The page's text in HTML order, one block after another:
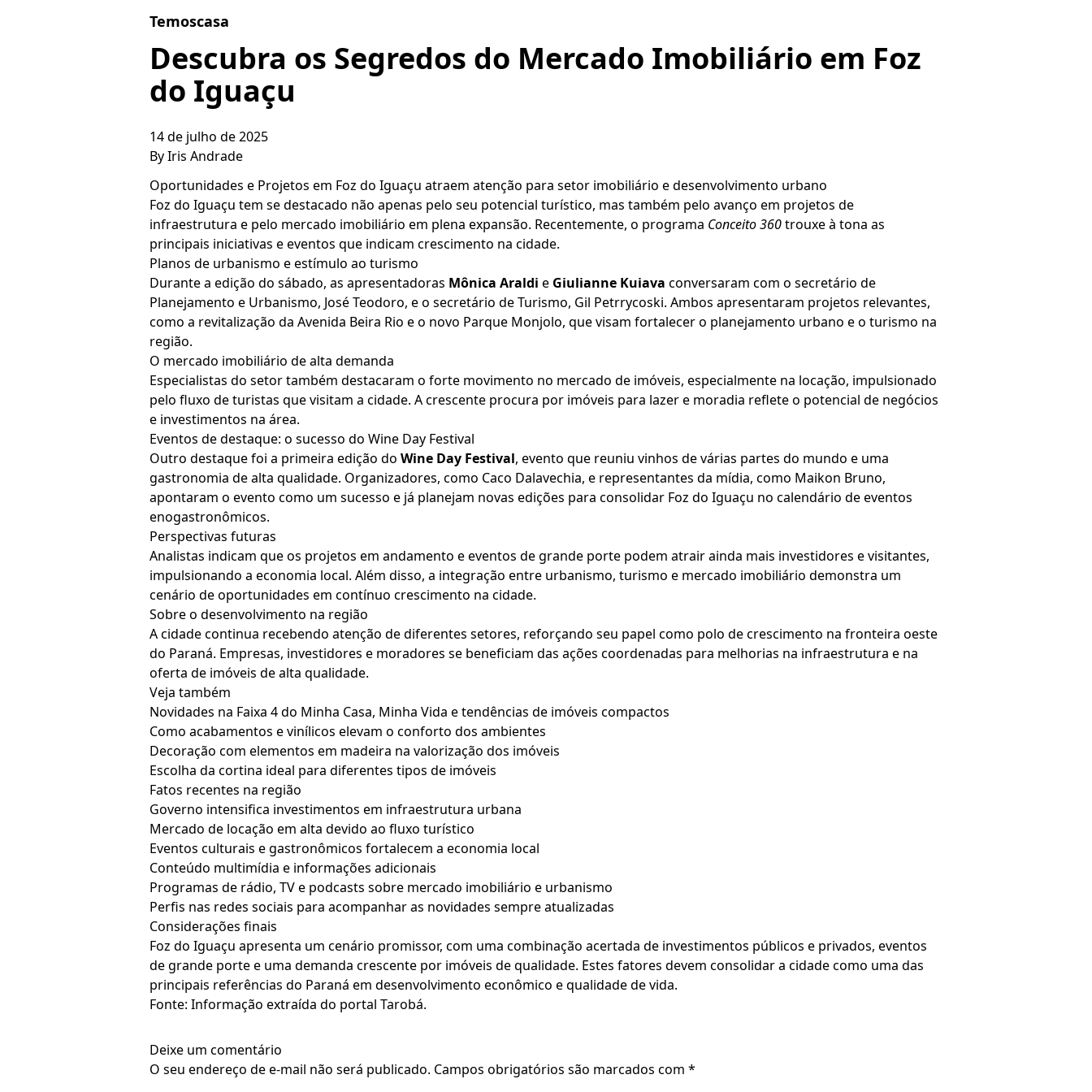
Temoscasa
Descubra os Segredos do Mercado Imobiliário em Foz
do Iguaçu
14 de julho de 2025
ByIris Andrade
Oportunidades e Projetos em Foz do Iguaçu atraem atenção para setor imobiliário e desenvolvimento urbano
Foz do Iguaçu tem se destacado não apenas pelo seu potencial turístico, mas também pelo avanço em projetos de
infraestrutura e pelo mercado imobiliário em plena expansão. Recentemente, o programa Conceito 360trouxe à tona as
principais iniciativas e eventos que indicam crescimento na cidade.
Planos de urbanismo e estímulo ao turismo
Durante a edição do sábado, as apresentadoras Mônica Araldi e Giulianne Kuiava conversaram com o secretário de
Planejamento e Urbanismo, José Teodoro, e o secretário de Turismo, Gil Petrrycoski. Ambos apresentaram projetos relevantes,
como a revitalização da Avenida Beira Rio e o novo Parque Monjolo, que visam fortalecer o planejamento urbano e o turismo na
região.
O mercado imobiliário de alta demanda
Especialistas do setor também destacaram o forte movimento no mercado de imóveis, especialmente na locação, impulsionado
pelo fluxo de turistas que visitam a cidade. A crescente procura por imóveis para lazer e moradia reflete o potencial de negócios
e investimentos na área.
Eventos de destaque: o sucesso do Wine Day Festival
Outro destaque foi a primeira edição do Wine Day Festival, evento que reuniu vinhos de várias partes do mundo e uma
gastronomia de alta qualidade. Organizadores, como Caco Dalavechia, e representantes da mídia, como Maikon Bruno,
apontaram o evento como um sucesso e já planejam novas edições para consolidar Foz do Iguaçu no calendário de eventos
enogastronômicos.
Perspectivas futuras
Analistas indicam que os projetos em andamento e eventos de grande porte podem atrair ainda mais investidores e visitantes,
impulsionando a economia local. Além disso, a integração entre urbanismo, turismo e mercado imobiliário demonstra um
cenário de oportunidades em contínuo crescimento na cidade.
Sobre o desenvolvimento na região
A cidade continua recebendo atenção de diferentes setores, reforçando seu papel como polo de crescimento na fronteira oeste
do Paraná. Empresas, investidores e moradores se beneficiam das ações coordenadas para melhorias na infraestrutura e na
oferta de imóveis de alta qualidade.
Veja também
Novidades na Faixa 4 do Minha Casa, Minha Vida e tendências de imóveis compactos
Como acabamentos e vinílicos elevam o conforto dos ambientes
Decoração com elementos em madeira na valorização dos imóveis
Escolha da cortina ideal para diferentes tipos de imóveis
Fatos recentes na região
Governo intensifica investimentos em infraestrutura urbana
Mercado de locação em alta devido ao fluxo turístico
Eventos culturais e gastronômicos fortalecem a economia local
Conteúdo multimídia e informações adicionais
Programas de rádio, TV e podcasts sobre mercado imobiliário e urbanismo
Perfis nas redes sociais para acompanhar as novidades sempre atualizadas
Considerações finais
Foz do Iguaçu apresenta um cenário promissor, com uma combinação acertada de investimentos públicos e privados, eventos
de grande porte e uma demanda crescente por imóveis de qualidade. Estes fatores devem consolidar a cidade como uma das
principais referências do Paraná em desenvolvimento econômico e qualidade de vida.
Fonte: Informação extraída do portal Tarobá.
Deixe um comentário
O seu endereço de e-mail não será publicado. Campos obrigatórios são marcados com *